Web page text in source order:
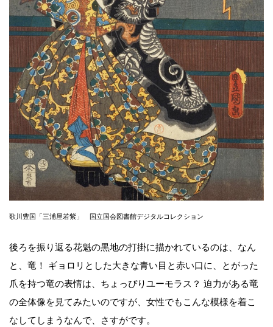
歌川豊国「三浦屋若紫」 国立国会図書館デジタルコレクション
後ろを振り返る花魁の黒地の打掛に描かれているのは、なん
と、竜！ ギョロリとした大きな青い目と赤い口に、とがった
爪を持つ竜の表情は、ちょっぴりユーモラス？ 迫力がある竜
の全体像を見てみたいのですが、女性でもこんな模様を着こ
なしてしまうなんで、さすがです。